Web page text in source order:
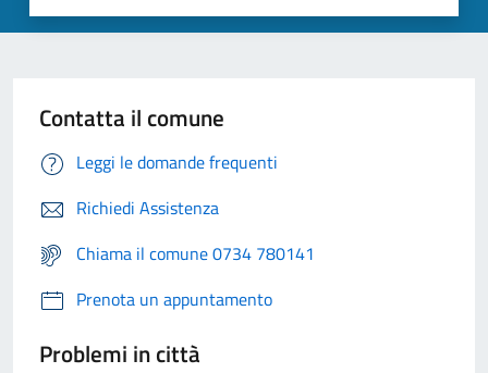
Contatta il comune
Leggi le domande frequenti
Richiedi Assistenza
Chiama il comune 0734 780141
Prenota un appuntamento
Problemi in città